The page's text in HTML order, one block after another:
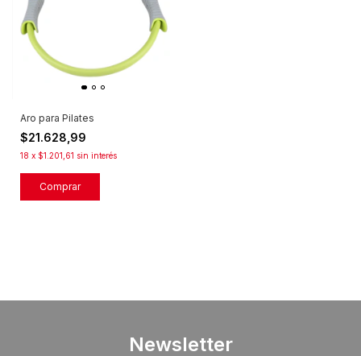
Aro para Pilates
$21.628,99
18 x $1.201,61 sin interés
Newsletter